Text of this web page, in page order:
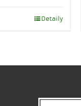
Detaily